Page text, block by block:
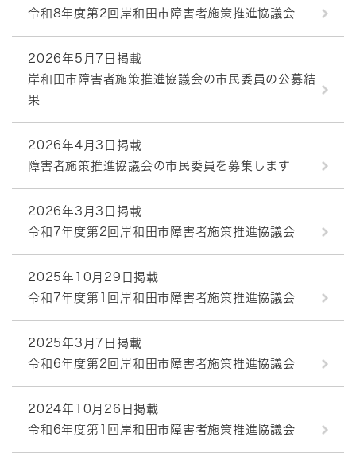
令和8年度第2回岸和田市障害者施策推進協議会
2026年5月7日掲載
岸和田市障害者施策推進協議会の市民委員の公募結
果
2026年4月3日掲載
障害者施策推進協議会の市民委員を募集します
2026年3月3日掲載
令和7年度第2回岸和田市障害者施策推進協議会
2025年10月29日掲載
令和7年度第1回岸和田市障害者施策推進協議会
2025年3月7日掲載
令和6年度第2回岸和田市障害者施策推進協議会
2024年10月26日掲載
令和6年度第1回岸和田市障害者施策推進協議会